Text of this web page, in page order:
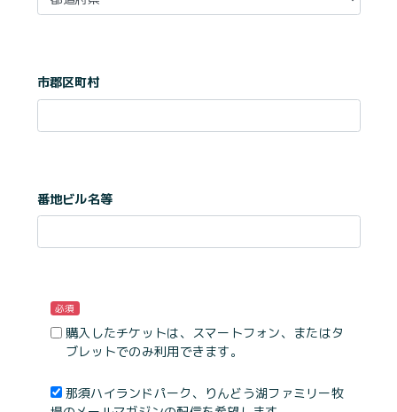
市郡区町村
番地ビル名等
必須
購入したチケットは、スマートフォン、またはタ
ブレットでのみ利用できます。
那須ハイランドパーク、りんどう湖ファミリー牧